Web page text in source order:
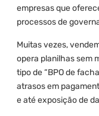
empresas que
processos de
Muitas vezes,
opera planilhas sem
tipo de “BPO de
atrasos em
e até exposição de